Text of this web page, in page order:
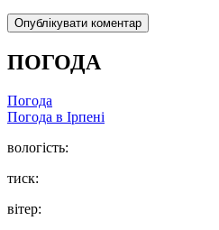
ПОГОДА
Погода
Погода в Ірпені
вологість:
тиск:
вітер: